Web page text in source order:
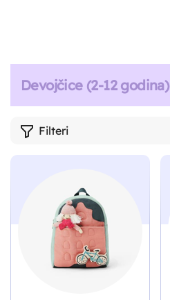
Devojčice (2-12 godina)
Filteri